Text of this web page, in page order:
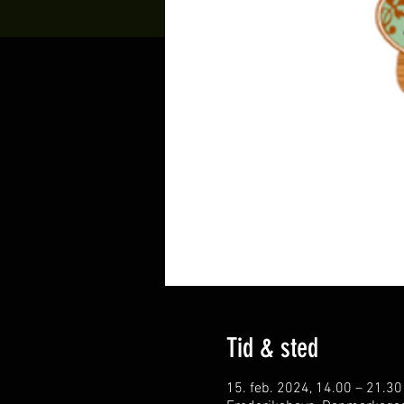
Tid & sted
15. feb. 2024, 14.00 – 21.30